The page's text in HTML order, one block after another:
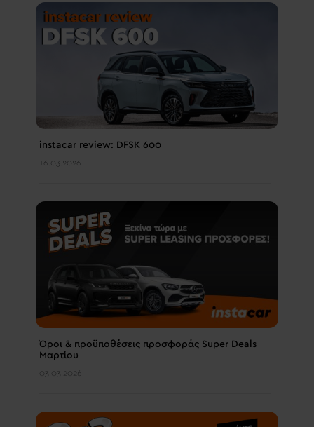
instacar review: DFSK 600
16.03.2026
Όροι & προϋποθέσεις προσφοράς Super Deals
Μαρτίου
03.03.2026